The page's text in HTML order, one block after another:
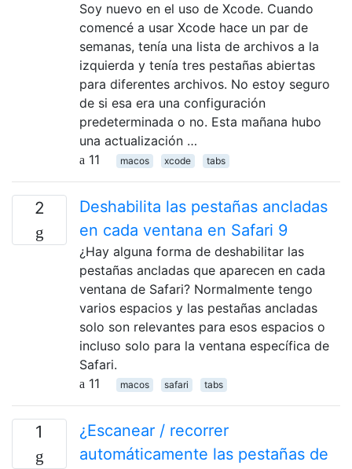
Soy nuevo en el uso de Xcode. Cuando
comencé a usar Xcode hace un par de
semanas, tenía una lista de archivos a la
izquierda y tenía tres pestañas abiertas
para diferentes archivos. No estoy seguro
de si esa era una configuración
predeterminada o no. Esta mañana hubo
una actualización …
11
macos xcode tabs
2
Deshabilita las pestañas ancladas
en cada ventana en Safari 9
¿Hay alguna forma de deshabilitar las
pestañas ancladas que aparecen en cada
ventana de Safari? Normalmente tengo
varios espacios y las pestañas ancladas
solo son relevantes para esos espacios o
incluso solo para la ventana específica de
Safari.
11
macos safari tabs
1
¿Escanear / recorrer
automáticamente las pestañas de